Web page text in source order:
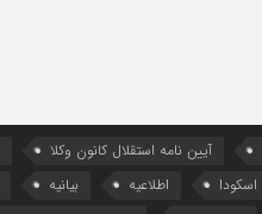
آیین ‌نامه استقلال کانون وکلا
اسکودا اطلاعیه بیانیه